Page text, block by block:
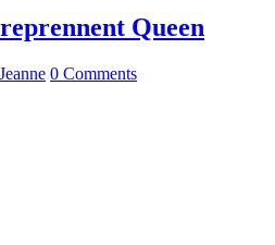
Queen
Jeanne 0 Comments